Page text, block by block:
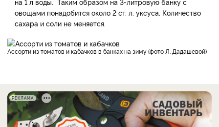
овощами понадобится около 2 ст. л. уксуса. Количество
сахара и соли не меняется.
Ассорти из томатов и кабачков в банках на зиму (фото Л. Дадашевой)
РЕКЛАМА